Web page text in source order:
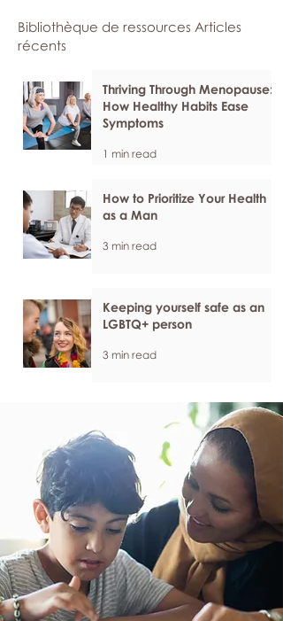
Bibliothèque de ressources Articles
récents
Thriving Through Menopause:
How Healthy Habits Ease
Symptoms
1 min read
How to Prioritize Your Health
as a Man
3 min read
Keeping yourself safe as an
LGBTQ+ person
3 min read